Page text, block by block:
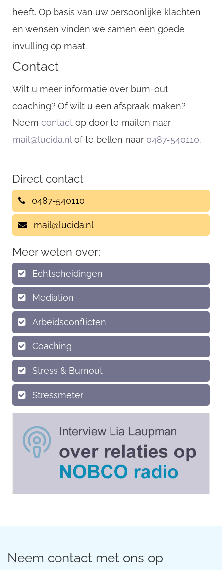
heeft. Op basis van uw persoonlijke klachten
en wensen vinden we samen een goede
invulling op maat.
Contact
Wilt u meer informatie over burn-out
coaching? Of wilt u een afspraak maken?
Neem contact op door te mailen naar
mail@lucida.nlof te bellen naar 0487-540110.
Direct contact
0487-540110
mail@lucida.nl
Meer weten over:
Echtscheidingen
Mediation
Arbeidsconflicten
Coaching
Stress & Burnout
Stressmeter
Neem contact met ons op